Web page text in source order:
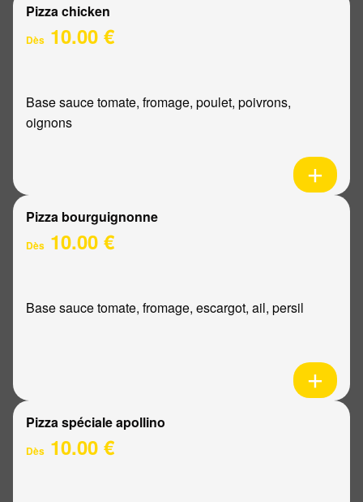
Pizza chicken
Dès 10.00 €
Base sauce tomate, fromage, poulet, poivrons,
oignons
Pizza bourguignonne
Dès 10.00 €
Base sauce tomate, fromage, escargot, ail, persil
Pizza spéciale apollino
Dès 10.00 €